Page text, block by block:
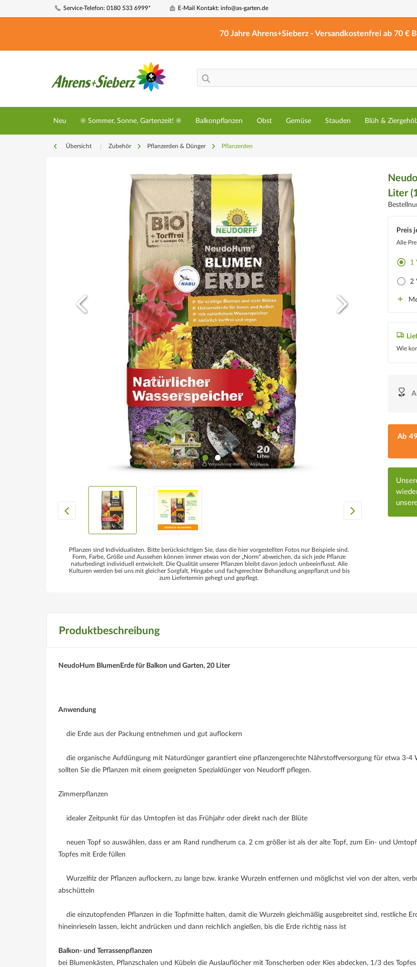
Service-Telefon: 0180 533 6999* E-Mail Kontakt: info@as-garten.de
70 Jahre Ahrens+Sieberz - Versandkostenfrei ab 70 €
Neu ☀️ Sommer, Sonne, Gartenzeit! ☀️ Balkonpflanzen Obst Gemüse Stauden Blüh &
Übersicht Zubehör Pflanzerden & Dünger Pflanzerden
Pflanzen sind Individualisten. Bitte berücksichtigen Sie, dass die hier vorgestellten Fotos nur Beispiele sind.
Form, Farbe, Größe und Aussehen können immer etwas von der „Norm“ abweichen, da sich jede Pflanze
naturbedingt individuell entwickelt. Die Qualität unserer Pflanzen bleibt davon jedoch unbeeinflusst. Alle
Kulturen werden bei uns mit gleicher Sorgfalt, Hingabe und fachgerechter Behandlung angepflanzt und bis
zum Liefertermin gehegt und gepflegt.
Liter
Preis
Alle
1
2
Wie
Ab
Produktbeschreibung
NeudoHum BlumenErde für Balkon und Garten, 20 Liter
Anwendung
die Erde aus der Packung entnehmen und gut auflockern
die organische Aufdüngung mit Naturdünger garantiert eine pflanzengerechte Nährstoffversorgung für etwa 3-4
sollten Sie die Pflanzen mit einem geeigneten Spezialdünger von Neudorff pflegen.
Zimmerpflanzen
idealer Zeitpunkt für das Umtopfen ist das Frühjahr oder direkt nach der Blüte
neuen Topf so auswählen, dass er am Rand rundherum ca. 2 cm größer ist als der alte Topf, zum Ein- und
Topfes mit Erde füllen
Wurzelfilz der Pflanzen auflockern, zu lange bzw. kranke Wurzeln entfernen und möglichst viel von der alten,
abschütteln
die einzutopfenden Pflanzen in die Topfmitte halten, damit die Wurzeln gleichmäßig ausgebreitet sind, restliche
hineinrieseln lassen, leicht andrücken und dann reichlich angießen, bis die Erde richtig nass ist
Balkon- und Terrassenpflanzen
bei Blumenkästen, Pflanzschalen und Kübeln die Auslauflöcher mit Tonscherben oder Kies abdecken, 1/3 des